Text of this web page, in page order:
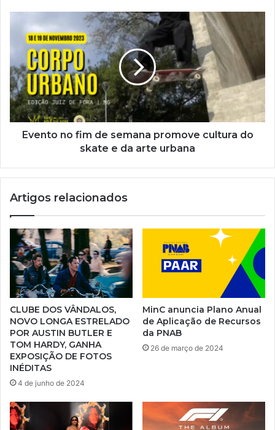
i
l
Evento no fim de semana promove cultura do
skate e da arte urbana
Artigos relacionados
CLUBE DOS VÂNDALOS,
NOVO LONGA ESTRELADO
POR AUSTIN BUTLER E
TOM HARDY, GANHA
EXPOSIÇÃO DE FOTOS
INÉDITAS
4 de junho de 2024
MinC anuncia Plano Anual
de Aplicação de Recursos
da PNAB
26 de março de 2024